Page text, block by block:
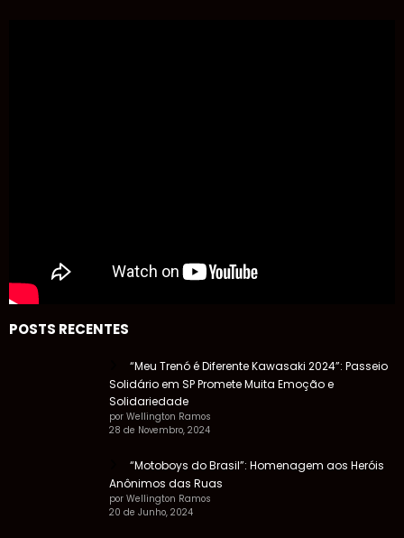
POSTS RECENTES
“Meu Trenó é Diferente Kawasaki 2024”: Passeio
Solidário em SP Promete Muita Emoção e
Solidariedade
por Wellington Ramos
28 de Novembro, 2024
“Motoboys do Brasil”: Homenagem aos Heróis
Anônimos das Ruas
por Wellington Ramos
20 de Junho, 2024